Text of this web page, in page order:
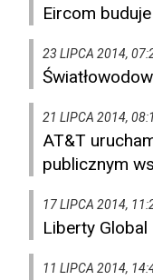
Eircom
23 LIPCA 2014,
21 LIPCA 2014,
AT&T
publicznym
17 LIPCA 2014,
Liberty
11 LIPCA 2014,